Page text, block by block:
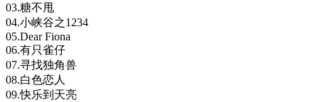
03.糖不甩
04.小峡谷之1234
05.Dear Fiona
06.有只雀仔
07.寻找独角兽
08.白色恋人
09.快乐到天亮